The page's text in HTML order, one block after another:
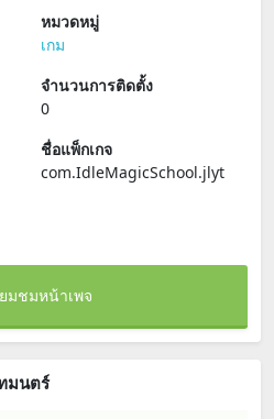
หมวดหมู่
เกม
จำนวนการติดตั้ง
0
ชื่อแพ็กเกจ
com.IdleMagicSchool.jlyt
มชมหน้าเพจ
มนตร์